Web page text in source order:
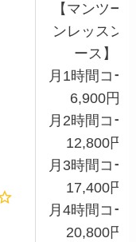
【マンツー
ンレッスン
ース】
月1時間コー
6,900円
月2時間コー
12,800円
月3時間コー
17,400円
月4時間コー
20,800円